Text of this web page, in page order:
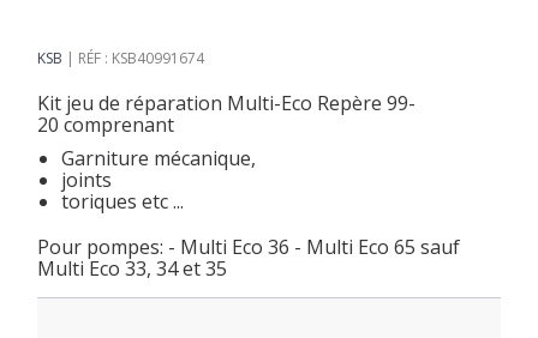
KSB RÉF : KSB40991674
Kit jeu de réparation Multi-Eco Repère 99-
20 comprenant
Garniture mécanique,
joints
toriques etc ...
Pour pompes: - Multi Eco 36 - Multi Eco 65 sauf
Multi Eco 33, 34 et 35